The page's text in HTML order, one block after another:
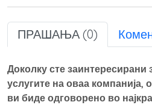
ПРАШАЊА (0)
Доколку сте заинтересирани
услугите на оваа компанија,
ви биде одговорено во